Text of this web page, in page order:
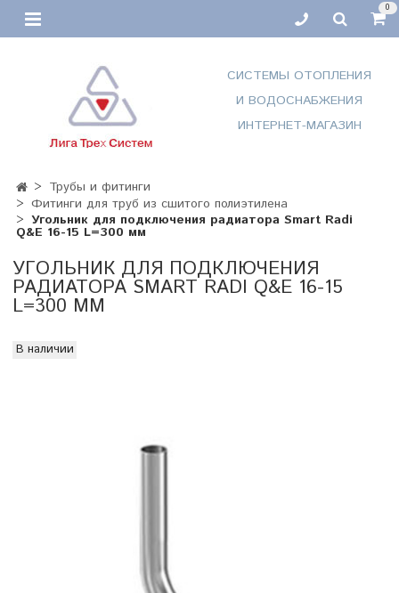
0
СИСТЕМЫ ОТОПЛЕНИЯ
И ВОДОСНАБЖЕНИЯ
ИНТЕРНЕТ-МАГАЗИН
Трубы и фитинги
Фитинги для труб из сшитого полиэтилена
Угольник для подключения радиатора Smart Radi
Q&E 16-15 L=300 мм
УГОЛЬНИК ДЛЯ ПОДКЛЮЧЕНИЯ
РАДИАТОРА SMART RADI Q&E 16-15
L=300 ММ
В наличии